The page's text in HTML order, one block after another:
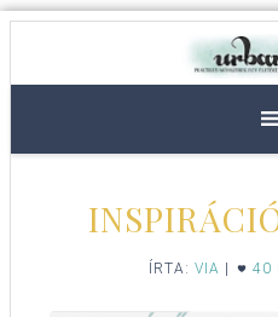
ÍRTA: VIA 40